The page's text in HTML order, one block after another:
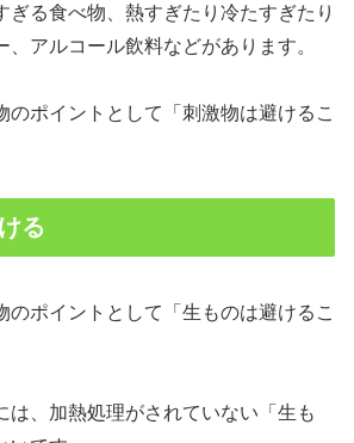
ぎる食べ物、熱すぎたり冷たすぎたり
、アルコール飲料などがあります。
のポイントとして「刺激物は避けるこ
る
のポイントとして「生ものは避けるこ
は、加熱処理がされていない「生も